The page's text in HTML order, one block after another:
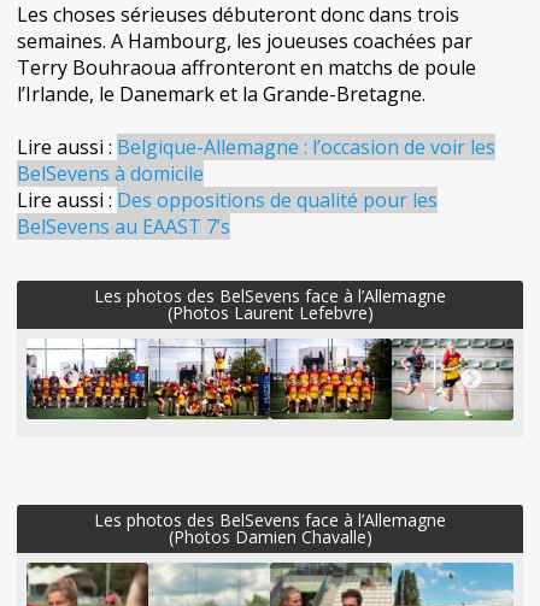
Les choses sérieuses débuteront donc dans trois
semaines. A Hambourg, les joueuses coachées par
Terry Bouhraoua affronteront en matchs de poule
l’Irlande, le Danemark et la Grande-Bretagne.
Lire aussi : Belgique-Allemagne : l’occasion de voir les
BelSevens à domicile
Lire aussi : Des oppositions de qualité pour les
BelSevens au EAAST 7’s
Les photos des BelSevens face à l’Allemagne
(Photos Laurent Lefebvre)
Les photos des BelSevens face à l’Allemagne
(Photos Damien Chavalle)